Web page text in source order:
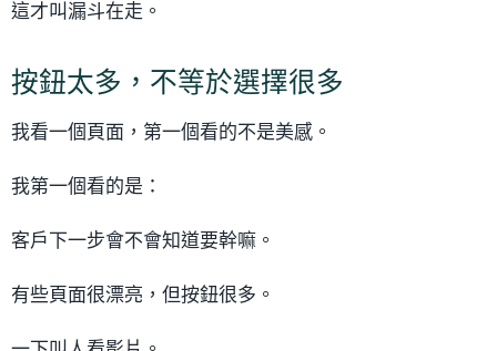
這才叫漏斗在走。
按鈕太多，不等於選擇很多
我看一個頁面，第一個看的不是美感。
我第一個看的是：
客戶下一步會不會知道要幹嘛。
有些頁面很漂亮，但按鈕很多。